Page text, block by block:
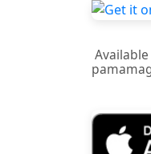
Available